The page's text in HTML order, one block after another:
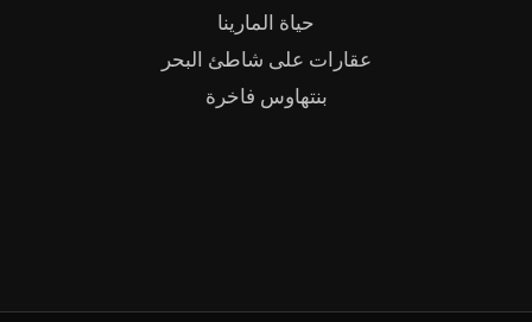
حياة المارينا
عقارات على شاطئ البحر
بنتهاوس فاخرة